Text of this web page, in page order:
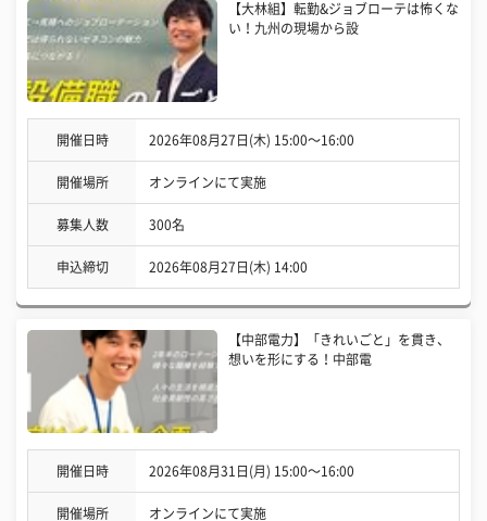
【大林組】転勤&ジョブローテは怖くな
い！九州の現場から設
開催日時 2026年08月27日(木) 15:00〜16:00
開催場所 オンラインにて実施
募集人数 300名
申込締切 2026年08月27日(木) 14:00
【中部電力】「きれいごと」を貫き、
想いを形にする！中部電
開催日時 2026年08月31日(月) 15:00〜16:00
開催場所 オンラインにて実施